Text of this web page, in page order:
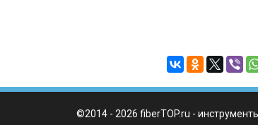
©2014 - 2026 fiberTOP.ru -